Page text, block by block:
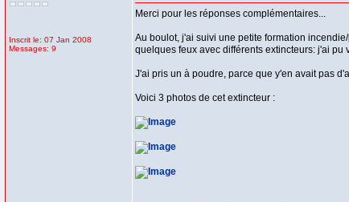
Inscrit le: 07 Jan 2008
Messages: 9
Merci pour les réponses complémentaires...
Au boulot, j'ai suivi une petite formation
quelques feux avec différents extincteurs: j'ai
J'ai pris un à poudre, parce que y'en avait pas
Voici 3 photos de cet extincteur :